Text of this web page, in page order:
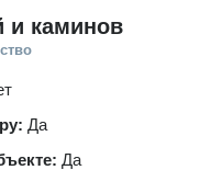
и каминов
Да
Да